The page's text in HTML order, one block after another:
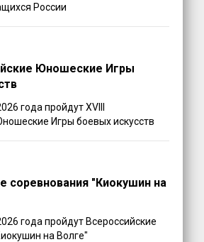
России
Юношеские Игры
года пройдут XVIII
Игры боевых искусств
соревнования "Киокушин на
года пройдут Всероссийские
на Волге"